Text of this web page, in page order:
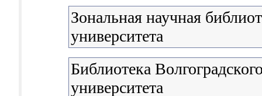
Зональная научная
университета
Библиотека
университета